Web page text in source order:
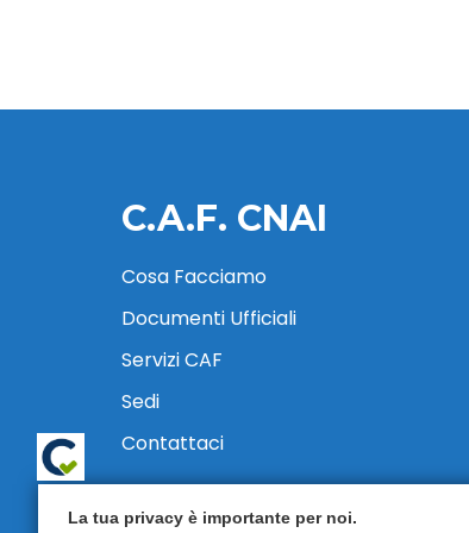
C.A.F. CNAI
Cosa Facciamo
Documenti Ufficiali
Servizi CAF
Sedi
Contattaci
La tua privacy è importante per noi.